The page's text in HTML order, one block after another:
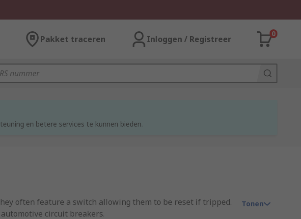
Pakket traceren Inloggen / Registreer
0
en betere services te kunnen bieden.
often feature a switch allowing them to be reset if tripped.
circuit breakers.
Tonen